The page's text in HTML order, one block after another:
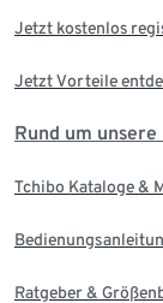
Jetzt kostenlos
Jetzt Vorteile
Rund um
Tchibo Kataloge &
Ratgeber &